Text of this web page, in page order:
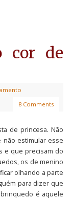
cor de
8 Comments
de princesa. Não
não estimular esse
e que precisam do
os de menino
olhando a parte
para dizer que
é aquele